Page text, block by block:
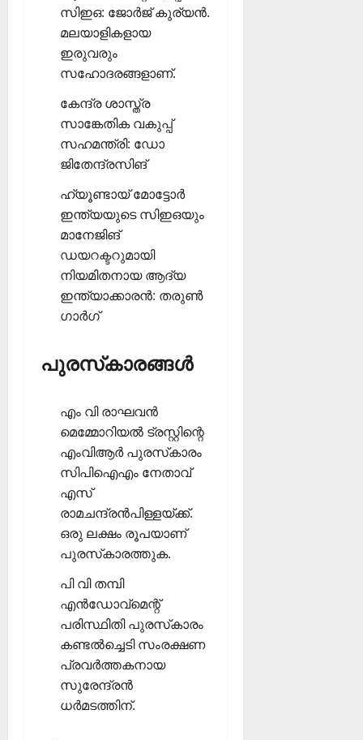
സിഇഒ: ജോര്‍ജ് കുര്യന്‍.
മലയാളികളായ
ഇരുവരും
സഹോദരങ്ങളാണ്.
കേന്ദ്ര ശാസ്ത്ര
സാങ്കേതിക വകുപ്പ്
സഹമന്ത്രി: ഡോ
ജിതേന്ദ്രസിങ്‌
ഹ്യൂണ്ടായ് മോട്ടോര്‍
ഇന്ത്യയുടെ സിഇഒയും
മാനേജിങ്
ഡയറക്ടറുമായി
നിയമിതനായ ആദ്യ
ഇന്ത്യാക്കാരന്‍: തരുണ്‍
ഗാര്‍ഗ്‌
പുരസ്‌കാരങ്ങള്‍
എം വി രാഘവന്‍
മെമ്മോറിയല്‍ ട്രസ്റ്റിന്റെ
എംവിആര്‍ പുരസ്‌കാരം
സിപിഐഎം നേതാവ്
എസ്
രാമചന്ദ്രന്‍പിള്ളയ്ക്ക്.
ഒരു ലക്ഷം രൂപയാണ്
പുരസ്‌കാരത്തുക.
പി വി തമ്പി
എന്‍ഡോവ്‌മെന്റ്
പരിസ്ഥിതി പുരസ്‌കാരം
കണ്ടല്‍ച്ചെടി സംരക്ഷണ
പ്രവര്‍ത്തകനായ
സുരേന്ദ്രന്‍
ധര്‍മടത്തിന്.